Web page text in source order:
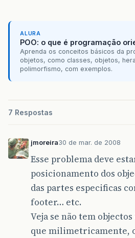
ALURA
POO: o que é programação
Aprenda os conceitos básicos da
objetos, como classes, objetos,
polimorfismo, com exemplos.
7 Respostas
jmoreira30 de mar. de 2008
Esse problema deve
posicionamento dos
das partes especificas
footer… etc.
Veja se não tem
que milimetricamente,